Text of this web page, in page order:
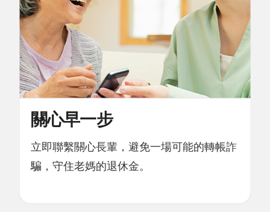
關心早一步
立即聯繫關心長輩，避免一場可能的轉帳詐
騙，守住老媽的退休金。